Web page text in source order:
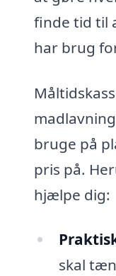
finde tid til
har brug
bruge på
pris på.
hjælpe dig:
skal